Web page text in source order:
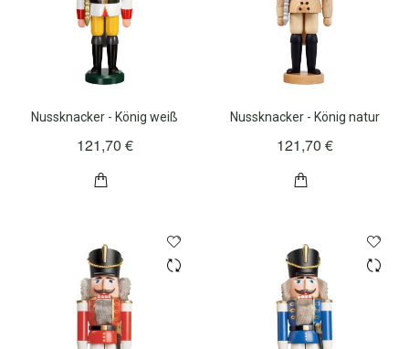
Nussknacker - König weiß
121,70 €
Nussknacker - König natur
121,70 €